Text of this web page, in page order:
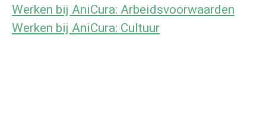
Werken bij AniCura: Arbeidsvoorwaarden
Werken bij AniCura: Cultuur